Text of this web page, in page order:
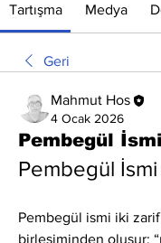
Tartışma Medya
Geri
Mahmut Hos
4 Ocak 2026
Pembegül
Pembegül
Pembegül ismi iki
birleşiminden oluşur: